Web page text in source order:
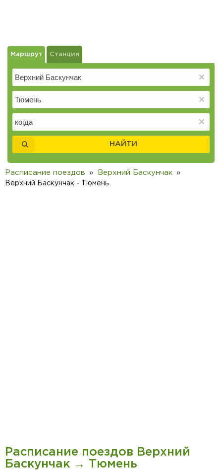
Маршрут Станция
НАЙТИ
Расписание поездов Верхний Баскунчак
Верхний Баскунчак - Тюмень
Расписание поездов Верхний
Баскунчак → Тюмень